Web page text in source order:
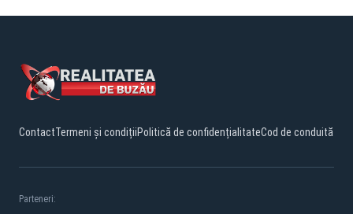
ContactTermeni și condițiiPolitică de confidențialitateCod de conduită
Parteneri: